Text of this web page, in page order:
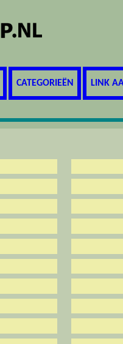
CATEGORIEËN LINK